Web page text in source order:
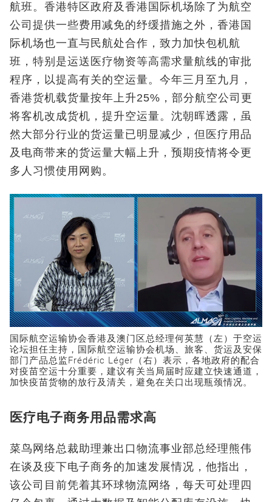
航班。香港特区政府及香港国际机场除了为航空
公司提供一些费用减免的纾缓措施之外，香港国
际机场也一直与民航处合作，致力加快包机航
班，特别是运送医疗物资等高需求量航线的审批
程序，以提高有关的空运量。今年三月至九月，
香港货机载货量按年上升25%，部分航空公司更
将客机改成货机，提升空运量。沈朝晖透露，虽
然大部分行业的货运量已明显减少，但医疗用品
及电商带来的货运量大幅上升，预期疫情将令更
多人习惯使用网购。
国际航空运输协会香港及澳门区总经理何英慧（左）于空运
论坛担任主持，国际航空运输协会机场、旅客、货运及安保
部门产品总监Frédéric Léger（右）表示，各地政府的配合
对疫苗空运十分重要，建议有关当局届时应建立快速通道，
加快疫苗货物的放行及清关，避免在关口出现瓶颈情况。
医疗电子商务用品需求高
菜鸟网络总裁助理兼出口物流事业部总经理熊伟
在谈及疫下电子商务的加速发展情况，他指出，
该公司目前凭着其环球物流网络，每天可处理四